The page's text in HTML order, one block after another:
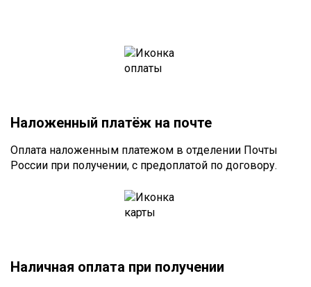
Наложенный платёж на почте
Оплата наложенным платежом в отделении Почты
России при получении, с предоплатой по договору.
Наличная оплата при получении